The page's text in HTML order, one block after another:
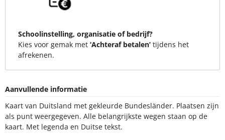
Schoolinstelling, organisatie of bedrijf?
Kies voor gemak met ‘Achteraf betalen’ tijdens het
afrekenen.
Aanvullende informatie
Kaart van Duitsland met gekleurde Bundesländer. Plaatsen zijn
als punt weergegeven. Alle belangrijkste wegen staan op de
kaart. Met legenda en Duitse tekst.